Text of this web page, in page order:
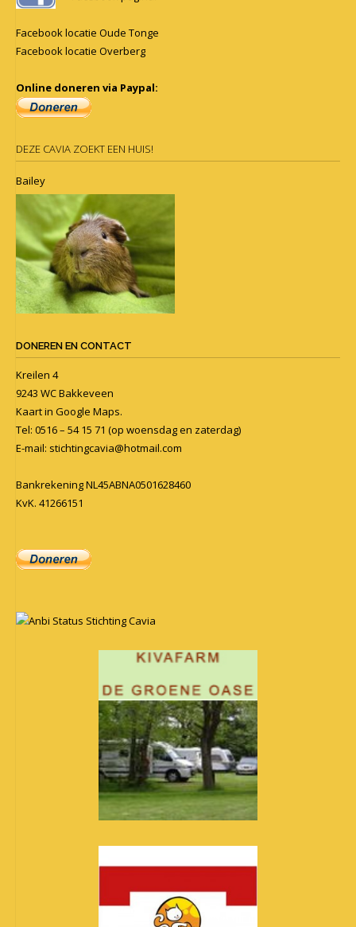
Facebook locatie Oude Tonge
Facebook locatie Overberg
Online doneren via Paypal:
DEZE CAVIA ZOEKT EEN HUIS!
Bailey
DONEREN EN CONTACT
Kreilen 4
9243 WC Bakkeveen
Kaart in Google Maps.
Tel: 0516 – 54 15 71 (op woensdag en zaterdag)
E-mail: stichtingcavia@hotmail.com
Bankrekening NL45ABNA0501628460
KvK. 41266151
Anbi Status Stichting Cavia